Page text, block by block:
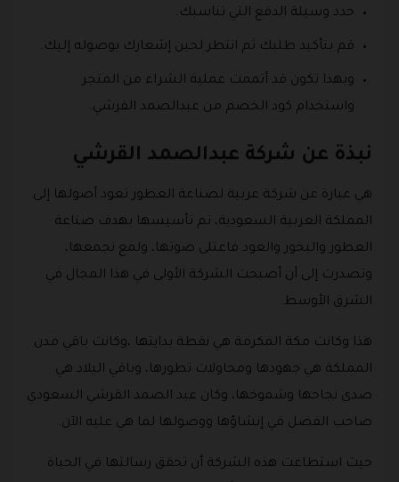
حدد وسيلة الدفع التي تناسبك.
قم بتأكيد طلبك ثم انتطر لحين إشعارك بوصوله إليك.
وبهذا تكون قد أتممت عملية الشراء من المتجر
واستخدام كود الخصم من عبدالصمد القرشي.
نبذة عن شركة عبدالصمد القرشي
هي عبارة عن شركة عربية لصناعة العطور تعود أصولها إلى
المملكة العربية السعودية، تم تأسيسها بهدف صناعة
العطور والبخور والعود فاعتلى صوتها، ولمع نجمعها،
وتصدرت إلى أن أصبحت الشركة الأولى في هذا المجال في
الشرق الأوسط.
هذا وكانت مكة المكرمة هي نقطة بدايتها ،وكانت باقي مدن
المملكة هي جهودها ومحاولات تطورها، وباقي البلاد هي
صدى نجاحها وشموخها، وكان عبد الصمد القرشي السعودي
صاحب الفضل في إنشاؤها ووصولها لما هي عليه الآن.
حيث استطاعت هذه الشركة أن تحقق رسالتها في الحياة